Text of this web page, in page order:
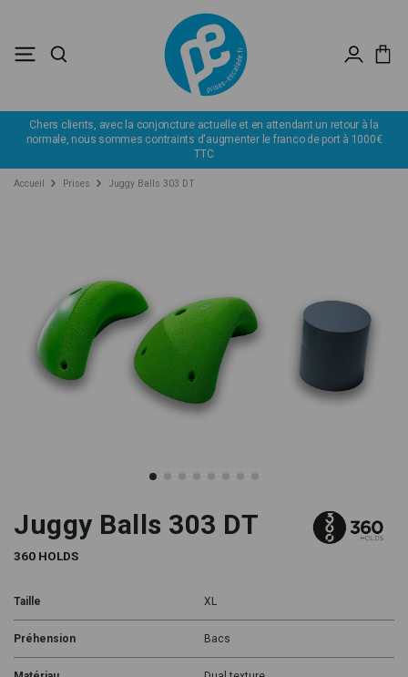
Chers clients, avec la conjoncture actuelle et en attendant un retour à la
normale, nous sommes contraints d'augmenter le franco de port à 1000€
TTC
Accueil Prises Juggy Balls 303 DT
Juggy Balls 303 DT
360 HOLDS
Taille XL
Préhension Bacs